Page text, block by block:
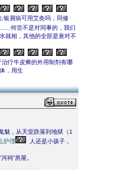
银屑病可用艾灸吗，同修
何尝不是对同事的，我们
就相，其他的全部是衰对不
疗牛皮癣的外用制剂有哪
，用生
魅，从天堂跌落到地狱（1
护理
人还是小孩子，
祠”房屋。